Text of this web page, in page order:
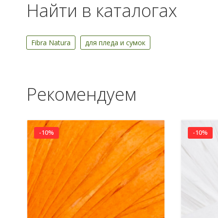
Найти в каталогах
Fibra Natura для пледа и сумок
Рекомендуем
-10% -10%